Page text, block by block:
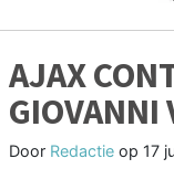
AJAX
GIOVANNI
Door Redactie op 17